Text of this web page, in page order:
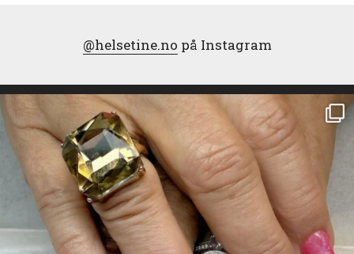
@helsetine.no på Instagram